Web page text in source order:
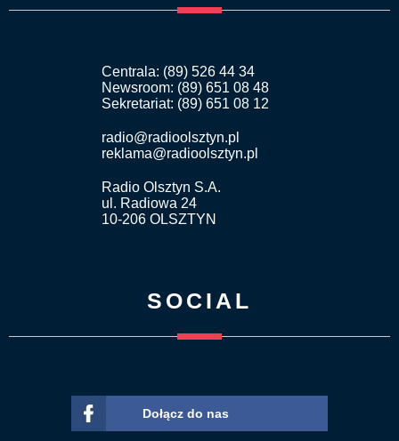
Centrala: (89) 526 44 34
Newsroom: (89) 651 08 48
Sekretariat: (89) 651 08 12
radio@radioolsztyn.pl
reklama@radioolsztyn.pl
Radio Olsztyn S.A.
ul. Radiowa 24
10-206 OLSZTYN
SOCIAL
Dołącz do nas